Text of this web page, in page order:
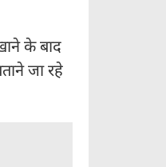
के बाद
जा रहे